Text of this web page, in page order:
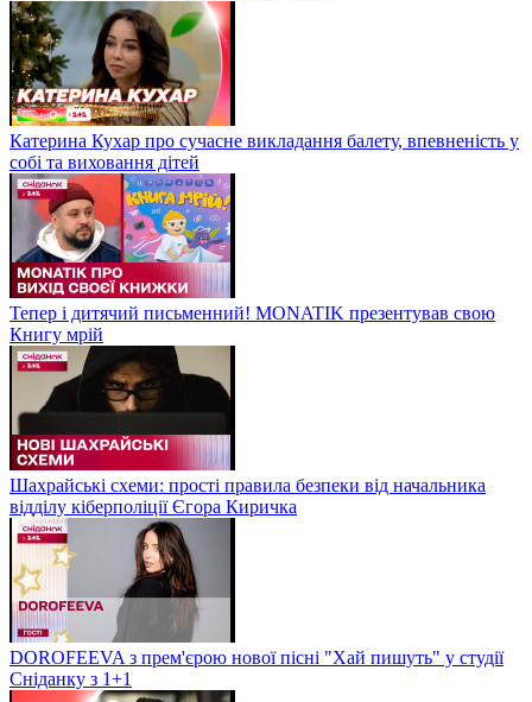
Катерина Кухар про сучасне викладання балету, впевненість у
собі та виховання дітей
Тепер і дитячий письменний! MONATIK презентував свою
Книгу мрій
Шахрайські схеми: прості правила безпеки від начальника
відділу кіберполіції Єгора Киричка
DOROFEEVA з прем'єрою нової пісні "Хай пишуть" у студії
Сніданку з 1+1